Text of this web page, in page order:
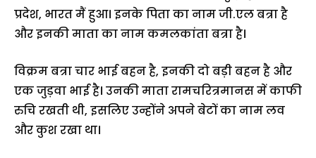
प्रदेश, भारत मैं हुआ। इनके पिता का नाम जी.एल बत्रा है
और इनकी माता का नाम कमलकांता बत्रा है।
विक्रम बत्रा चार भाई बहन है, इनकी दो बड़ी बहन है और
एक जुड़वा भाई है। उनकी माता रामचरित्रमानस में काफी
रुचि रखती थी, इसलिए उन्होंने अपने बेटों का नाम लव
और कुश रखा था।